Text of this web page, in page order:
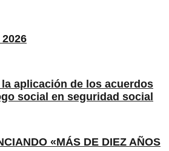
aplicación de los acuerdos
social en seguridad social
«MÁS DE DIEZ AÑOS